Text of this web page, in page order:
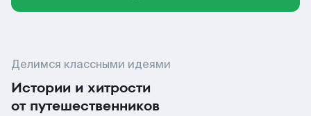
Делимся классными идеями
Истории и хитрости
от путешественников